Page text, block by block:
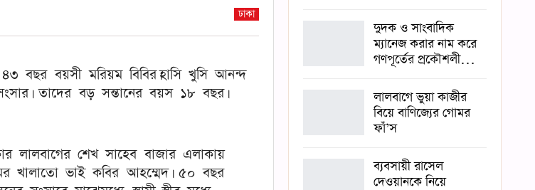
ঢাকা
বয়সী মরিয়ম বিবির।হাসি খুসি আনন্দ
তাদের বড় সন্তানের বয়স ১৮ বছর।
লালবাগের শেখ সাহেব বাজার এলাকায়
খালাতো ভাই কবির আহম্মেদ। ৫০ বছর
দুদক ও সাংবাদিক
ম্যানেজ করার নাম করে
গণপূর্তের প্রকৌশলী…
লালবাগে ভুয়া কাজীর
বিয়ে বাণিজ্যের গোমর
ফাঁ’স
ব্যবসায়ী রাসেল
দেওয়ানকে নিয়ে